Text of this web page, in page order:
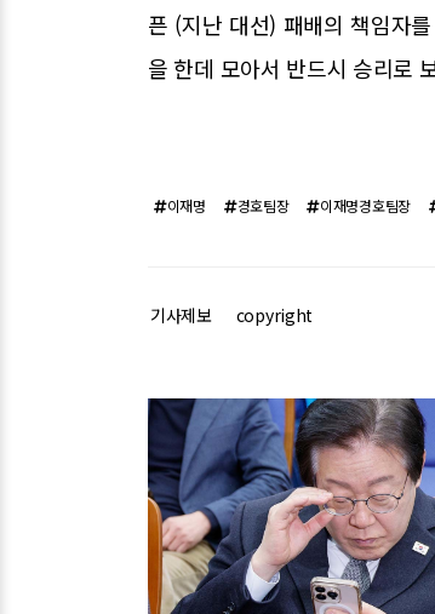
픈 (지난 대선) 패배의 책임자
을 한데 모아서 반드시 승리로
이재명 경호팀장 이재명경호팀장
기사제보 copyright
관련기사